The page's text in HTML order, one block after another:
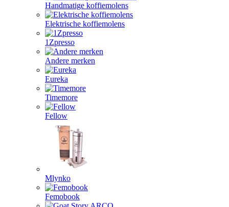
Handmatige koffiemolens
Elektrische koffiemolens
1Zpresso
Andere merken
Eureka
Timemore
Fellow
Mlynko
Femobook